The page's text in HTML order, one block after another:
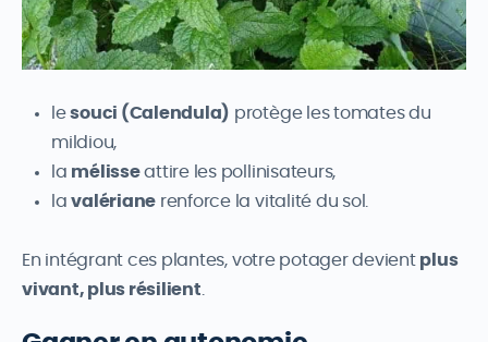
lesouci (Calendula) protège les tomates du
mildiou,
la mélisseattire les pollinisateurs,
lavalériane renforce la vitalité du sol.
En intégrant ces plantes, votre potager devient plus
vivant, plus résilient